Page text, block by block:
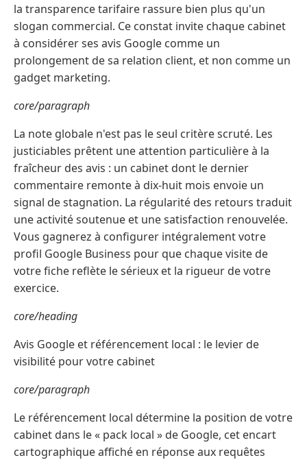
la transparence tarifaire rassure bien plus qu'un
slogan commercial. Ce constat invite chaque cabinet
à considérer ses avis Google comme un
prolongement de sa relation client, et non comme un
gadget marketing.
core/paragraph
La note globale n'est pas le seul critère scruté. Les
justiciables prêtent une attention particulière à la
fraîcheur des avis : un cabinet dont le dernier
commentaire remonte à dix-huit mois envoie un
signal de stagnation. La régularité des retours traduit
une activité soutenue et une satisfaction renouvelée.
Vous gagnerez à configurer intégralement votre
profil Google Business pour que chaque visite de
votre fiche reflète le sérieux et la rigueur de votre
exercice.
core/heading
Avis Google et référencement local : le levier de
visibilité pour votre cabinet
core/paragraph
Le référencement local détermine la position de votre
cabinet dans le « pack local » de Google, cet encart
cartographique affiché en réponse aux requêtes